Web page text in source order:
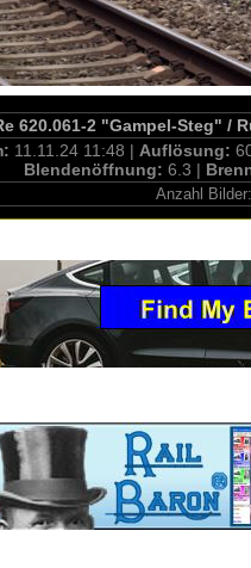
620.061-2 "Gampel-Steg" /
11.11.24 11:48 | Auflösung:
Blendenöffnung: 6.3 |
Anzahl Bilder: